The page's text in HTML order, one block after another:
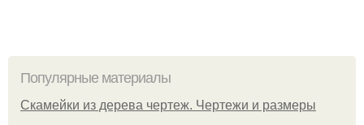
Популярные материалы
Скамейки из дерева чертеж. Чертежи и размеры